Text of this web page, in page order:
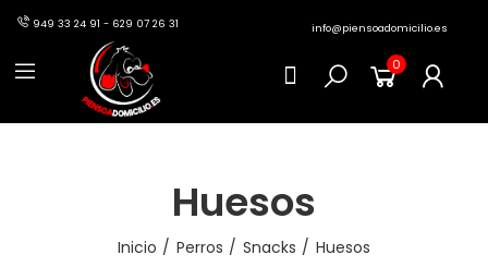
949 33 24 91 - 629 07 26 31 info@piensoadomicilio.es
0
Huesos
Inicio Perros Snacks Huesos